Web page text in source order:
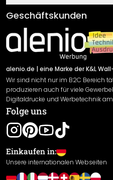
Klebe- und
Newsletter An-/
Sendungsverfolgung
AGB
Impressum
Versand & Zahlung
Rücksendung
Widerrufsrecht
Datenschutzerklärung
Gewährleistung
Leistungserklärung / CE-
Cookie Einstellungen
Geschäftskunden
alenio.de | eine Marke der K&L
Wir sind nicht nur im B2C Bereich
produzieren auch für viele
Digitaldrucke und Werbetechnik
Folge uns
Einkaufen in:
Unsere internationalen Webseiten